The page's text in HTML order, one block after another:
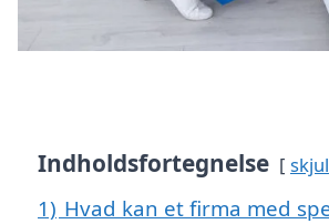
Indholdsfortegnelse skjul
1) Hvad kan et firma med